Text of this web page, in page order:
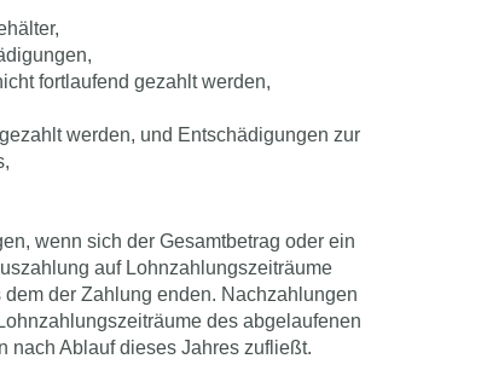
fortlaufend gezahlt werden,
werden, und Entschädigungen zur
wenn sich der Gesamtbetrag oder ein
auf Lohnzahlungszeiträume
der Zahlung enden. Nachzahlungen
des abgelaufenen
nach Ablauf dieses Jahres zufließt.